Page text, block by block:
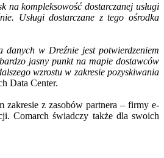
kompleksowość dostarczanej usługi
Usługi dostarczane z tego ośrodka
w Dreźnie jest potwierdzeniem
jasny punkt na mapie dostawców
wzrostu w zakresie pozyskiwania
Data Center.
zakresie z zasobów partnera – firmy e-
Comarch świadczy także dla swoich